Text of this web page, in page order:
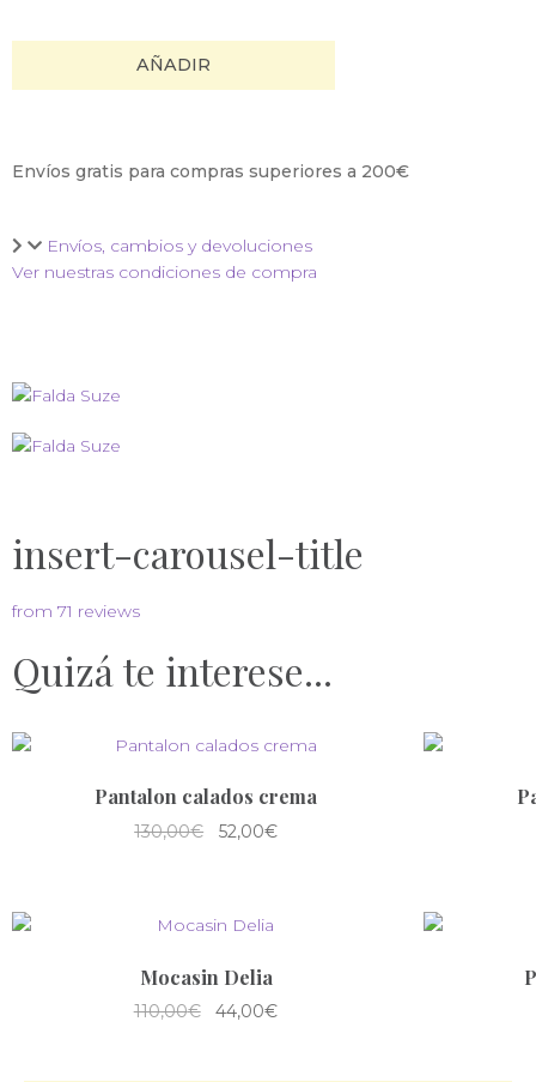
AÑADIR
Envíos gratis para compras superiores a 200€
Envíos, cambios y devoluciones
Ver nuestras condiciones de compra
insert-carousel-title
from 71 reviews
Quizá te interese...
Pantalon calados crema
130,00€ 52,00€
Mocasin Delia
110,00€ 44,00€